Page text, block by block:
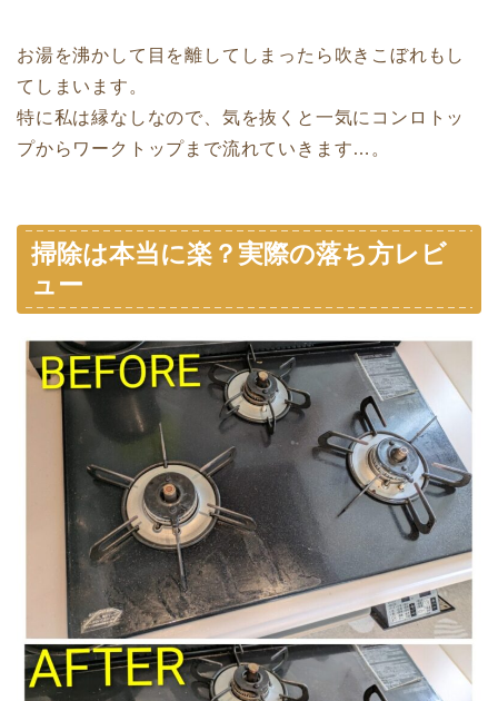
お湯を沸かして目を離してしまったら吹きこぼれもし
てしまいます。
特に私は縁なしなので、気を抜くと一気にコンロトッ
プからワークトップまで流れていきます…。
掃除は本当に楽？実際の落ち方レビ
ュー